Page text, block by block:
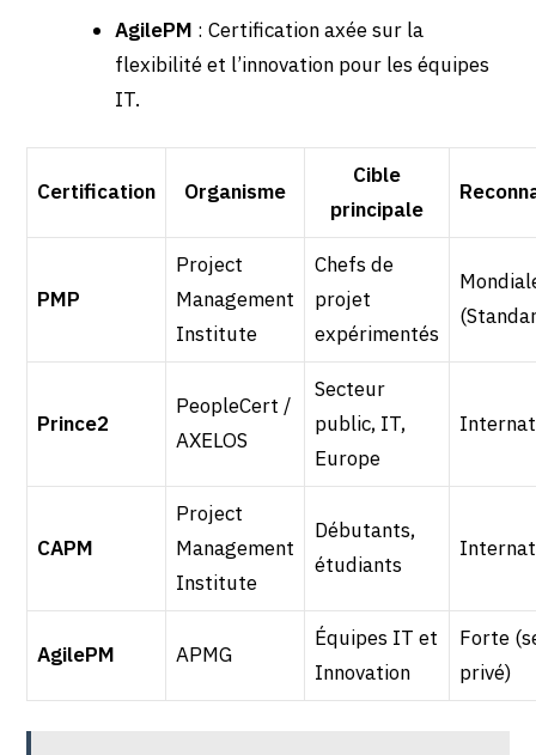
AgilePM : Certification axée sur la
flexibilité et l’innovation pour les équipes
IT.
Certification Organisme
Cible
principale
PMP
Project
Management
Institute
Chefs de
projet
expérimentés
Prince2
PeopleCert /
AXELOS
Secteur
public, IT,
Europe
CAPM
Project
Management
Institute
Débutants,
étudiants
AgilePM APMG
Équipes IT et
Innovation
Forte
privé)